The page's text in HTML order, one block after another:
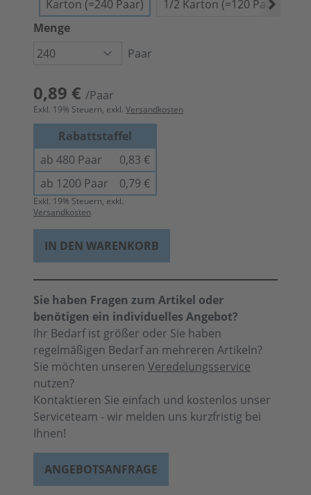
Karton (=240 Paar)
1/2 Karton (=120 Paar)
Menge
Paar
0,89 € /Paar
Exkl. 19% Steuern, exkl. Versandkosten
Rabattstaffel
ab 480 Paar
0,83 €
ab 1200 Paar
0,79 €
Exkl. 19% Steuern, exkl.
Versandkosten
IN DEN WARENKORB
Sie haben Fragen zum Artikel oder
benötigen ein individuelles Angebot?
Ihr Bedarf ist größer oder Sie haben
regelmäßigen Bedarf an mehreren Artikeln?
Sie möchten unseren Veredelungsservice
nutzen?
Kontaktieren Sie einfach und kostenlos unser
Serviceteam - wir melden uns kurzfristig bei
Ihnen!
ANGEBOTSANFRAGE